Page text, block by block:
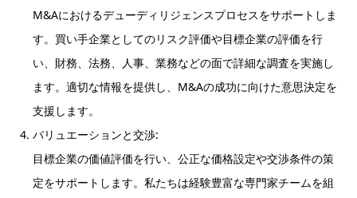
M&Aにおけるデューディリジェンスプロセスをサポートしま
す。買い手企業としてのリスク評価や目標企業の評価を行
い、財務、法務、人事、業務などの面で詳細な調査を実施し
ます。適切な情報を提供し、M&Aの成功に向けた意思決定を
支援します。
バリュエーションと交渉:
目標企業の価値評価を行い、公正な価格設定や交渉条件の策
定をサポートします。私たちは経験豊富な専門家チームを組